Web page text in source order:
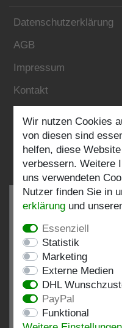
Datenschutzerklärung
AGB
Impressum
Kontakt
Folgen Sie uns:
bei:
Bewertungsprofil
Informationen zur
Wir nutzen Cookies
von diesen sind
helfen, diese
verbessern. Weitere
uns verwendeten
Nutzer finden Sie in
erklärung und
Essenziell
Statistik
Marketing
Externe Medien
DHL
PayPal
Funktional